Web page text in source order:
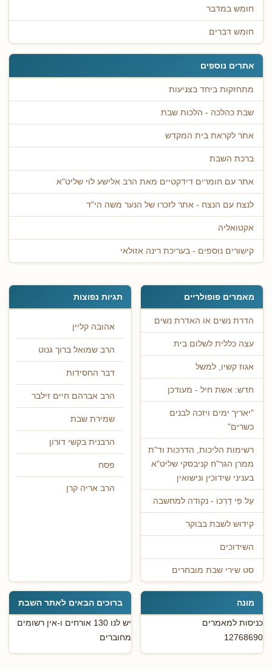
חומש במדבר
חומש דברים
אתרים נוספים
מתחזקות ביחד בצניעות
שבת כהלכה - הלכות שבת
אתר לקראת בית המקדש
ברכת השבת
אתר עם חומרים דידקטיים מאת הרב אלישע לוי שליט"א
לנצח עם הנצח - אתר לזכרו של הנער משה הי"ד
אקטואליה
קישורים נוספים - בעריכת רינה אזולאי
מאמרים פופולריים
הדרת נשים או האדרת נשים
עצה כללית לשלום בית
אגוז קשיו, למשל
חדש: אשת חיל - מעודכן
"יאריך ימים ויזכה לבנים
כשרים"
רשימות הליכות, הדרכות וד"ת
ממרן הגר"ח קניבסקי שליט"א
בעניני שידוכין ונישואין
עַל פִּי דַרְכּוֹ - נקודה למחשבה
קידוש לשבת בבוקר
השידוכים
סט שירי שבת מובחרים
תגיות נפוצות
אהובה קליין
הרב שמואל ברוך גנוט
דבר החסידות
הרב אברהם חיים זילבר
שמירת שבת
הרבנית בקשי דורון
פסח
הרב אריה קרן
מונה
כניסות למאמרים
12768690
ברוכים הבאים לאתר השבת
יש לנו 130 אורחים ו-אין רשומים
מחוברים